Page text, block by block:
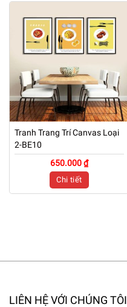
Tranh Trang Trí Canvas Loại
2-BE10
650.000 ₫
Chi tiết
LIÊN HỆ VỚI CHÚNG TÔI